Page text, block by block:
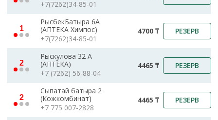
+7(7262)34-85-01
1
РысбекБатыра 6А
(АПТЕКА Химпос)
+7(7262)34-85-01
4700 ₸ РЕЗЕРВ
2
Рыскулова 32 А
(АПТЕКА)
+7 (7262) 56-88-04
4465 ₸ РЕЗЕРВ
2
Сыпатай батыра 2
(Кожкомбинат)
+7 775 007-2828
4465 ₸ РЕЗЕРВ